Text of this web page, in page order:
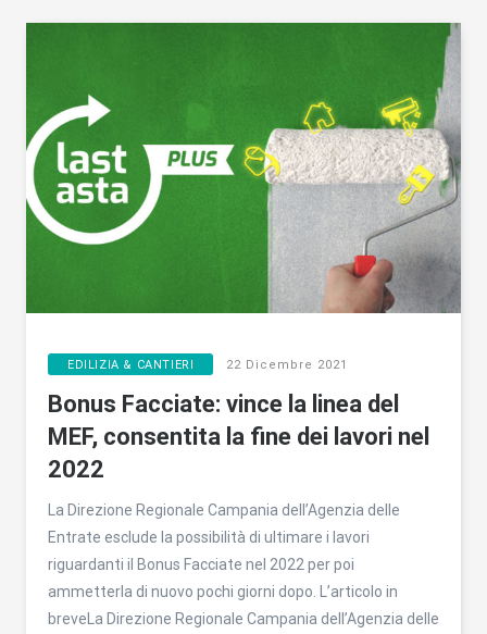
EDILIZIA & CANTIERI 22 Dicembre 2021
Bonus Facciate: vince la linea del
MEF, consentita la fine dei lavori nel
2022
La Direzione Regionale Campania dell’Agenzia delle
Entrate esclude la possibilità di ultimare i lavori
riguardanti il Bonus Facciate nel 2022 per poi
ammetterla di nuovo pochi giorni dopo. L’articolo in
breveLa Direzione Regionale Campania dell’Agenzia delle